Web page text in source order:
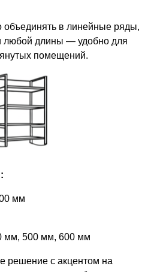
в линейные ряды,
любой длины — удобно для
помещений.
мм
мм, 500 мм, 600 мм
решение с акцентом на